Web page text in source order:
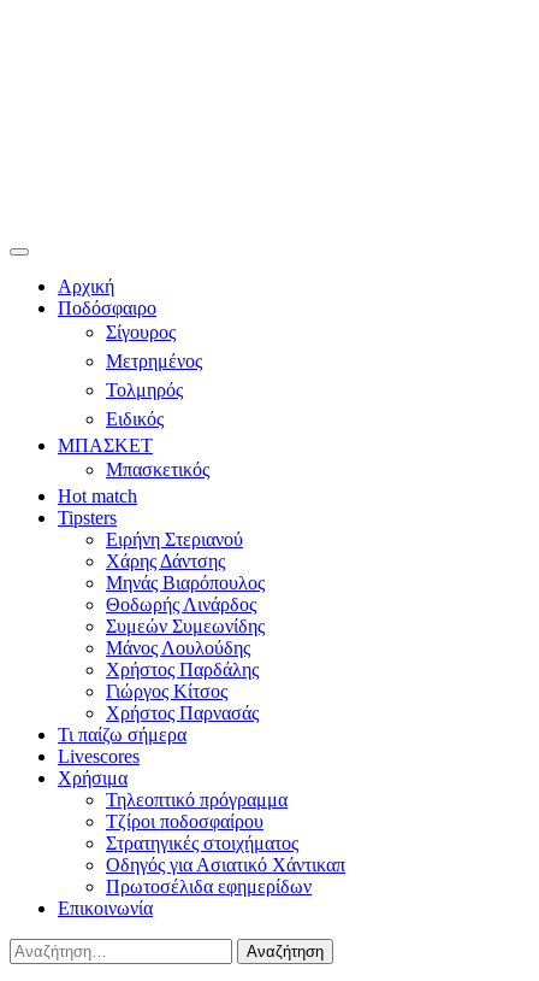
Αρχική
Ποδόσφαιρο
Σίγουρος
Μετρημένος
Τολμηρός
Ειδικός
ΜΠΑΣΚΕΤ
Μπασκετικός
Hot match
Tipsters
Ειρήνη Στεριανού
Χάρης Δάντσης
Μηνάς Βιαρόπουλος
Θοδωρής Λινάρδος
Συμεών Συμεωνίδης
Μάνος Λουλούδης
Χρήστος Παρδάλης
Γιώργος Κίτσος
Χρήστος Παρνασάς
Τι παίζω σήμερα
Livescores
Χρήσιμα
Τηλεοπτικό πρόγραμμα
Τζίροι ποδοσφαίρου
Στρατηγικές στοιχήματος
Οδηγός για Ασιατικό Χάντικαπ
Πρωτοσέλιδα εφημερίδων
Επικοινωνία
Αναζήτηση
για: